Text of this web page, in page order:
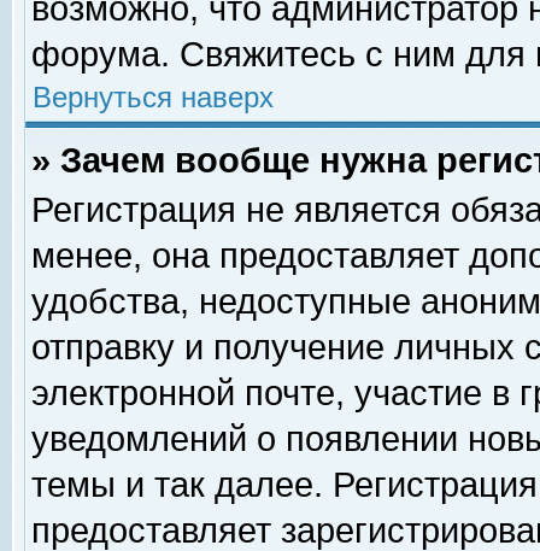
возможно, что
форума. Свяжитесь с ним для
Вернуться наверх
» Зачем вообще нужна
Регистрация не является
менее, она предоставляет
удобства, недоступные
отправку и получение личных
электронной почте, участие в
уведомлений о появлении
темы и так далее.
предоставляет